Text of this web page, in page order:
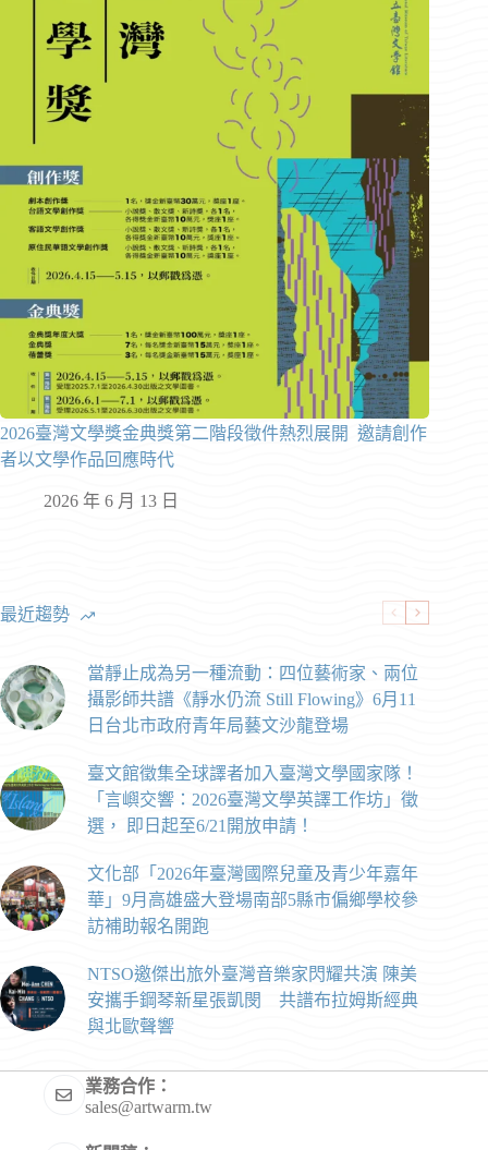
2026臺灣文學獎金典獎第二階段徵件熱烈展開 邀請創作
者以文學作品回應時代
2026 年 6 月 13 日
最近趨勢
當靜止成為另一種流動：四位藝術家、兩位
攝影師共譜《靜水仍流 Still Flowing》6月11
日台北市政府青年局藝文沙龍登場
臺文館徵集全球譯者加入臺灣文學國家隊！
「言嶼交響：2026臺灣文學英譯工作坊」徵
選， 即日起至6/21開放申請！
文化部「2026年臺灣國際兒童及青少年嘉年
華」9月高雄盛大登場南部5縣市偏鄉學校參
訪補助報名開跑
NTSO邀傑出旅外臺灣音樂家閃耀共演 陳美
安攜手鋼琴新星張凱閔 共譜布拉姆斯經典
與北歐聲響
業務合作：
sales@artwarm.tw